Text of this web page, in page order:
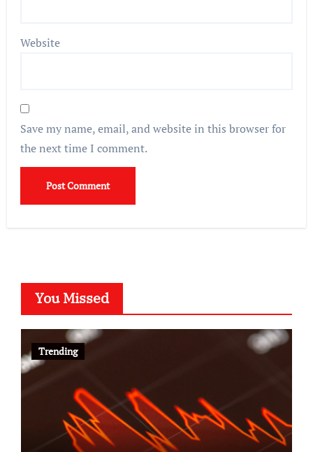
Website
Save my name, email, and website in this browser for
the next time I comment.
You Missed
Trending